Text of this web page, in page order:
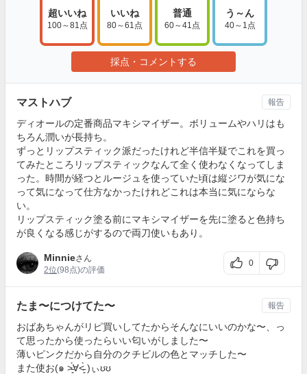
超いいね
100～81点
いいね
80～61点
普通
60～41点
う～ん
40～1点
採点・コメントする
マストハブ
ディオールの定番商品マキシマイザー。ボリュームやハリはも
ちろん潤いが長持ち。
ずっとリップスティック派だったけれど半信半疑でこれを買っ
てみたところリップスティックなんて全く使わなくなってしま
った。時間が経つとルージュを使っていた頃は縦ジワが気にな
って気になって仕方なかったけれどこれは本当に気にならな
い。
リップスティック塗る前にマキシマイザーを先に塗ると色持ち
が良くなる感じがするので両刀使いもあり。
Minnieさん
2位(98点)の評価
0
報告
たま〜につけてた〜
おばあちゃんがリピ買いしてたからそんなにいいのかな〜、っ
て思ったから使ったらいい匂いがしました〜
薄いピンクだから自分のクチビルの色とマッチした〜
また使お(๑ ˃̵͈́∀˂̵͈̀ )ぃʊʊ
報告